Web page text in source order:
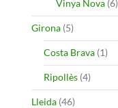
Vinya Nova (6)
Girona (5)
Costa Brava (1)
Ripollès (4)
Lleida (46)